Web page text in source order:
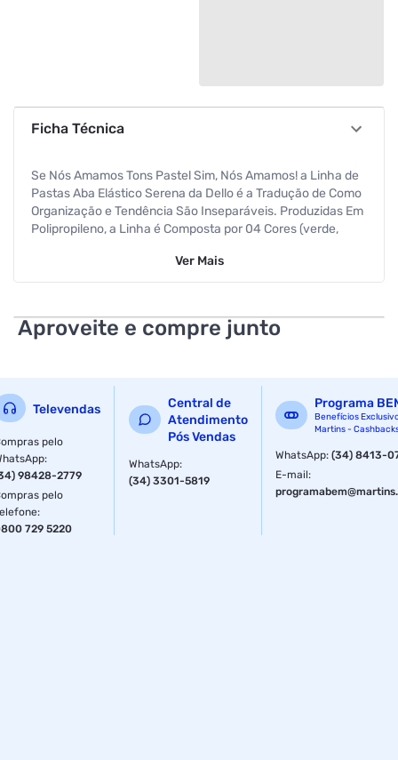
Ficha Técnica
Se Nós Amamos Tons Pastel Sim, Nós Amamos! a Linha de
Pastas Aba Elástico Serena da Dello é a Tradução de Como
Organização e Tendência São Inseparáveis. Produzidas Em
Polipropileno, a Linha é Composta por 04 Cores (verde,
Marshmallow! e Com 05 Opções de Lombadas: Ofício, 2cm,
Ver Mais
Aproveite e compre junto
Televendas
pelo
:
98428-2779
pelo
:
729 5220
Central de
Atendimento
Pós Vendas
WhatsApp:
(34) 3301-5819
Programa
Benefícios
Martins -
WhatsApp:(34) 8413-
E-mail: